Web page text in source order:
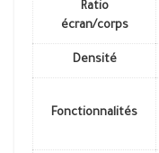
Ratio
écran/corps
Densité
Fonctionnalités